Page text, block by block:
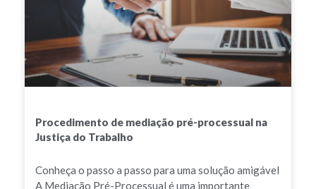
Procedimento de mediação pré-processual na
Justiça do Trabalho
Conheça o passo a passo para uma solução amigável
A Mediação Pré-Processual é uma importante